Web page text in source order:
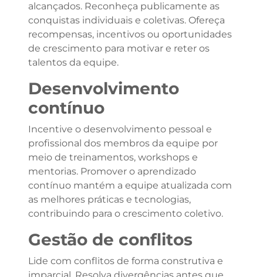
alcançados. Reconheça publicamente as
conquistas individuais e coletivas. Ofereça
recompensas, incentivos ou oportunidades
de crescimento para motivar e reter os
talentos da equipe.
Desenvolvimento
contínuo
Incentive o desenvolvimento pessoal e
profissional dos membros da equipe por
meio de treinamentos, workshops e
mentorias. Promover o aprendizado
contínuo mantém a equipe atualizada com
as melhores práticas e tecnologias,
contribuindo para o crescimento coletivo.
Gestão de conflitos
Lide com conflitos de forma construtiva e